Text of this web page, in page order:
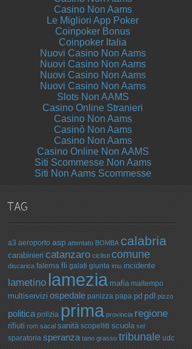
Casino Non Aams
Le Migliori App Poker
Coinpoker Bonus
Coinpoker Italia
Nuovi Casino Non Aams
Nuovi Casino Non Aams
Nuovi Casino Non Aams
Nuovi Casino Non Aams
Slots Non AAMS
Casino Online Stranieri
Casino Non Aams
Casinò Non Aams
Casino Non Aams
Casino Online Non AAMS
Siti Scommesse Non Aams
Siti Non Aams Scommesse
a3 aeroporto asp attentato BOMBA calabria
carabinieri catanzaro ciclisti comune
discarica falerna fli galati giunta imu incidente
lametino lamezia mafia maltempo
multiservizi ospedale panizza papa pd pdl pizzo
politica polizia prima provincia regione
rifiuti rom sacal sanità scopelliti scuola sel
sparatoria speranza tano grasso tribunale udc